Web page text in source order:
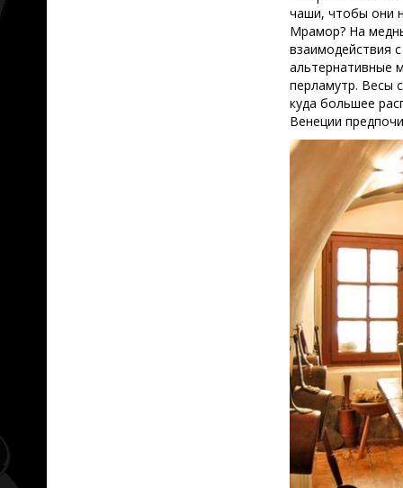
чаши, чтобы они
Мрамор? На
взаимодействия
альтернативные
перламутр. Весы
куда большее
Венеции